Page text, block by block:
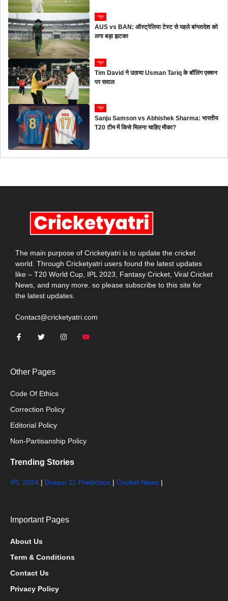
न्यूज
AUS vs BAN: ऑस्ट्रेलिया टेस्ट से पहले बांग्लादेश को
लगा बड़ा झटका
न्यूज
Tim David ने उठाया Usman Tariq के बॉलिंग एक्शन
पर सवाल
न्यूज
Sanju Samson vs Abhishek Sharma: भारतीय
T20 टीम में किसे मिलना चाहिए मौका?
The main purpose of Cricketyatri is to update the cricket
world. Through Cricketyatri users found the latest updates
like – T20 World Cup, IPL 2023, Fantasy Cricket, Viral Cricket
News, and many more. so please subscribe to this site for
the latest updates.
Contact@cricketyatri.com
Other Pages
Code Of Ethics
Correction Policy
Editorial Policy
Non-Partisanship Policy
Trending Stories
IPL 2024 | Dream 11 Prediction | Cricket News |
Important Pages
About Us
Term & Conditions
Contact Us
Privacy Policy